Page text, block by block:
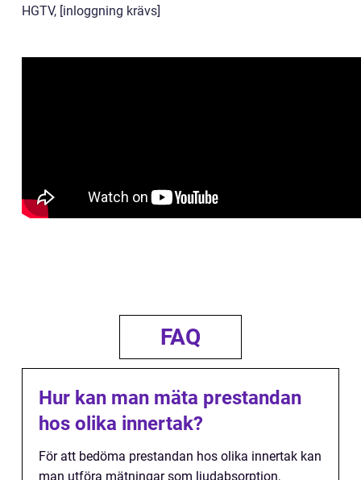
HGTV, [inloggning krävs]
FAQ
Hur kan man mäta prestandan
hos olika innertak?
För att bedöma prestandan hos olika innertak kan
man utföra mätningar som ljudabsorption,